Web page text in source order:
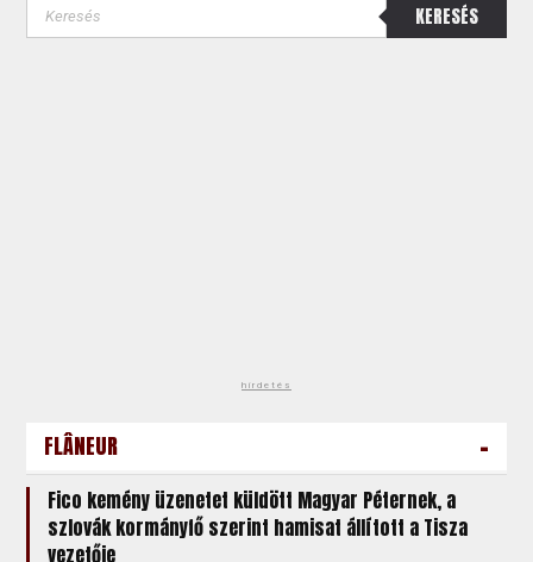
KERESÉS
hirdetés
FLÂNEUR -
Fico kemény üzenetet küldött Magyar Péternek, a
szlovák kormányfő szerint hamisat állított a Tisza
vezetője